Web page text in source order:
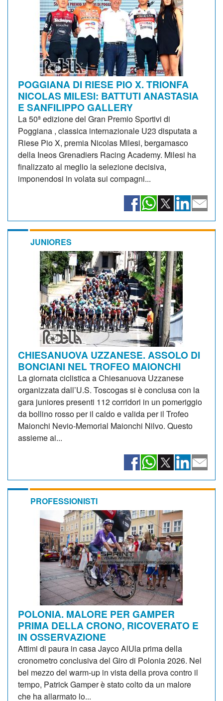
POGGIANA DI RIESE PIO X. TRIONFA
NICOLAS MILESI: BATTUTI ANASTASIA
E SANFILIPPO GALLERY
La 50ª edizione del Gran Premio Sportivi di
Poggiana , classica internazionale U23 disputata a
Riese Pio X, premia Nicolas Milesi, bergamasco
della Ineos Grenadiers Racing Academy. Milesi ha
finalizzato al meglio la selezione decisiva,
imponendosi in volata sui compagni...
JUNIORES
CHIESANUOVA UZZANESE. ASSOLO DI
BONCIANI NEL TROFEO MAIONCHI
La giornata ciclistica a Chiesanuova Uzzanese
organizzata dall’U.S. Toscogas si è conclusa con la
gara juniores presenti 112 corridori in un pomeriggio
da bollino rosso per il caldo e valida per il Trofeo
Maionchi Nevio-Memorial Maionchi Nilvo. Questo
assieme ai...
PROFESSIONISTI
POLONIA. MALORE PER GAMPER
PRIMA DELLA CRONO, RICOVERATO E
IN OSSERVAZIONE
Attimi di paura in casa Jayco AlUla prima della
cronometro conclusiva del Giro di Polonia 2026. Nel
bel mezzo del warm-up in vista della prova contro il
tempo, Patrick Gamper è stato colto da un malore
che ha allarmato lo...